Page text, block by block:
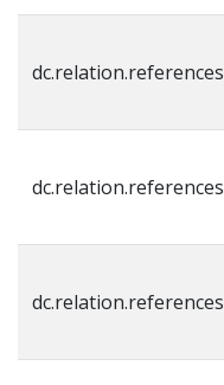
dc.relation.references
dc.relation.references
dc.relation.references